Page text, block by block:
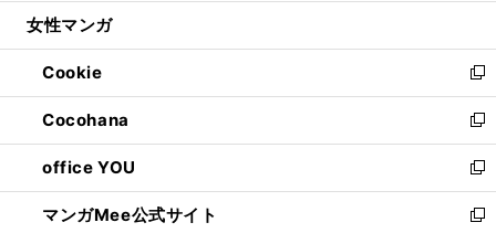
開
く
ウ
で
開
く
ウ
ン
ド
ウ
で
開
く
し
ウ
ィ
ン
ド
ウ
で
開
く
女性マンガ
Cookie
新
し
い
ウ
ィ
ン
ド
Cocohana
新
し
い
ウ
ィ
office YOU
新
し
い
マンガMee公式サイト
新